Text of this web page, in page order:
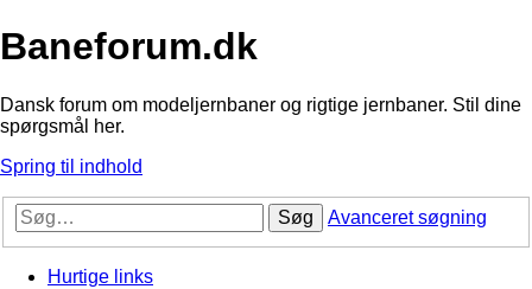
Baneforum.dk
Dansk forum om modeljernbaner og rigtige jernbaner. Stil dine
spørgsmål her.
Spring til indhold
Søg Avanceret søgning
Hurtige links